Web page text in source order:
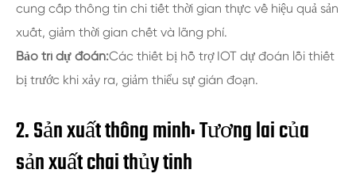
cung cấp thông tin chi tiết thời gian thực về hiệu quả sản
xuất, giảm thời gian chết và lãng phí.
Bảo trì dự đoán:Các thiết bị hỗ trợ IOT dự đoán lỗi thiết
bị trước khi xảy ra, giảm thiểu sự gián đoạn.
2. Sản xuất thông minh: Tương lai của
sản xuất chai thủy tinh